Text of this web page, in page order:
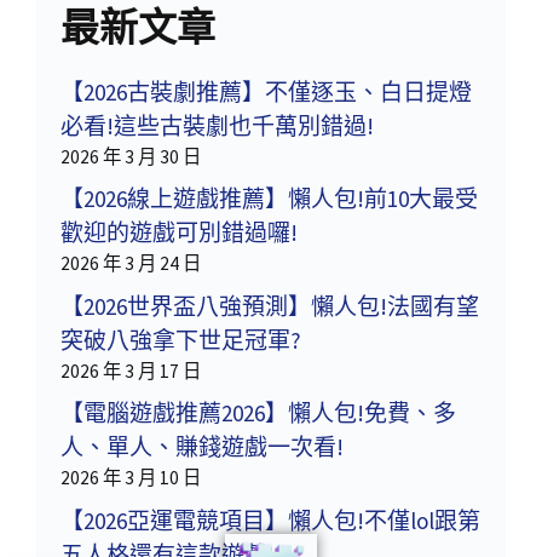
最新文章
【2026古裝劇推薦】不僅逐玉、白日提燈
必看!這些古裝劇也千萬別錯過!
2026 年 3 月 30 日
【2026線上遊戲推薦】懶人包!前10大最受
歡迎的遊戲可別錯過囉!
2026 年 3 月 24 日
【2026世界盃八強預測】懶人包!法國有望
突破八強拿下世足冠軍?
2026 年 3 月 17 日
【電腦遊戲推薦2026】懶人包!免費、多
人、單人、賺錢遊戲一次看!
2026 年 3 月 10 日
【2026亞運電競項目】懶人包!不僅lol跟第